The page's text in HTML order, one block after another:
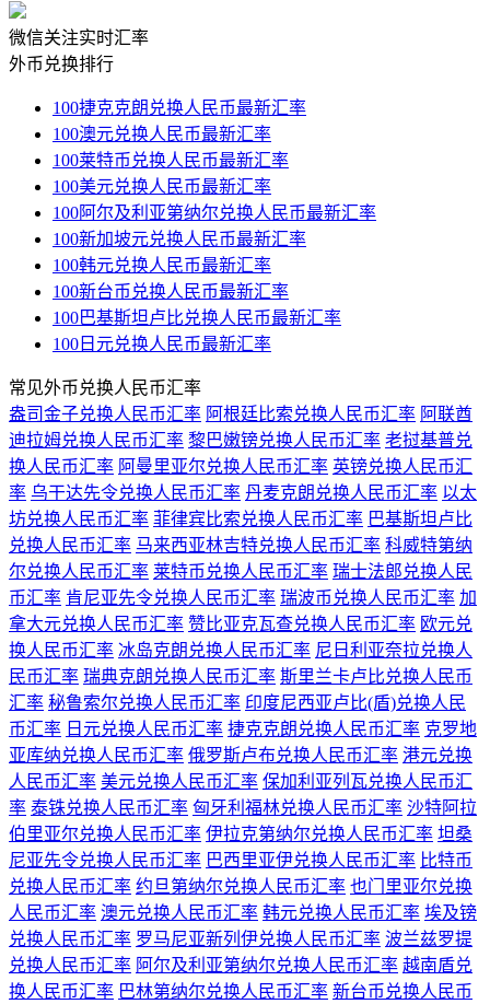
微信关注实时汇率
外币兑换排行
100捷克克朗兑换人民币最新汇率
100澳元兑换人民币最新汇率
100莱特币兑换人民币最新汇率
100美元兑换人民币最新汇率
100阿尔及利亚第纳尔兑换人民币最新汇率
100新加坡元兑换人民币最新汇率
100韩元兑换人民币最新汇率
100新台币兑换人民币最新汇率
100巴基斯坦卢比兑换人民币最新汇率
100日元兑换人民币最新汇率
常见外币兑换人民币汇率
盎司金子兑换人民币汇率 阿根廷比索兑换人民币汇率 阿联酋
迪拉姆兑换人民币汇率 黎巴嫩镑兑换人民币汇率 老挝基普兑
换人民币汇率 阿曼里亚尔兑换人民币汇率 英镑兑换人民币汇
率 乌干达先令兑换人民币汇率 丹麦克朗兑换人民币汇率 以太
坊兑换人民币汇率 菲律宾比索兑换人民币汇率 巴基斯坦卢比
兑换人民币汇率 马来西亚林吉特兑换人民币汇率 科威特第纳
尔兑换人民币汇率 莱特币兑换人民币汇率 瑞士法郎兑换人民
币汇率 肯尼亚先令兑换人民币汇率 瑞波币兑换人民币汇率 加
拿大元兑换人民币汇率 赞比亚克瓦查兑换人民币汇率 欧元兑
换人民币汇率 冰岛克朗兑换人民币汇率 尼日利亚奈拉兑换人
民币汇率 瑞典克朗兑换人民币汇率 斯里兰卡卢比兑换人民币
汇率 秘鲁索尔兑换人民币汇率 印度尼西亚卢比(盾)兑换人民
币汇率 日元兑换人民币汇率 捷克克朗兑换人民币汇率 克罗地
亚库纳兑换人民币汇率 俄罗斯卢布兑换人民币汇率 港元兑换
人民币汇率 美元兑换人民币汇率 保加利亚列瓦兑换人民币汇
率 泰铢兑换人民币汇率 匈牙利福林兑换人民币汇率 沙特阿拉
伯里亚尔兑换人民币汇率 伊拉克第纳尔兑换人民币汇率 坦桑
尼亚先令兑换人民币汇率 巴西里亚伊兑换人民币汇率 比特币
兑换人民币汇率 约旦第纳尔兑换人民币汇率 也门里亚尔兑换
人民币汇率 澳元兑换人民币汇率 韩元兑换人民币汇率 埃及镑
兑换人民币汇率 罗马尼亚新列伊兑换人民币汇率 波兰兹罗提
兑换人民币汇率 阿尔及利亚第纳尔兑换人民币汇率 越南盾兑
换人民币汇率 巴林第纳尔兑换人民币汇率 新台币兑换人民币